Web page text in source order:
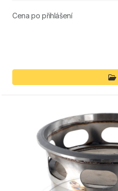
Cena po přihlášení